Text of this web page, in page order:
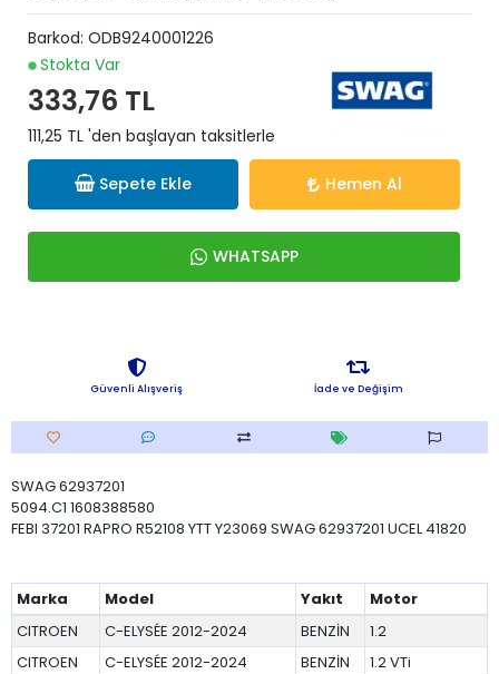
Barkod: ODB9240001226
Stokta Var
333,76 TL
111,25 TL 'den başlayan taksitlerle
Sepete Ekle Hemen Al
WHATSAPP
Güvenli Alışveriş İade ve Değişim
SWAG 62937201
5094.C1 1608388580
FEBI 37201 RAPRO R52108 YTT Y23069 SWAG 62937201 UCEL 41820
Marka Model Yakıt
Motor
CITROEN
C-ELYSÉE 2012-2024 BENZİN
1.2
CITROEN
C-ELYSÉE 2012-2024 BENZİN
1.2 VTi